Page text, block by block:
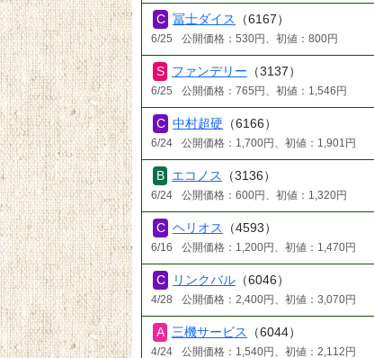
冨士ダイス （6167）
6/25 公開価格：530円、初値：800円
ファンデリー （3137）
6/25 公開価格：765円、初値：1,546円
中村超硬 （6166）
6/24 公開価格：1,700円、初値：1,901円
エコノス （3136）
6/24 公開価格：600円、初値：1,320円
ヘリオス （4593）
6/16 公開価格：1,200円、初値：1,470円
リンクバル （6046）
4/28 公開価格：2,400円、初値：3,070円
三機サービス （6044）
4/24 公開価格：1,540円、初値：2,112円